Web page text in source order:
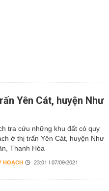
Yên Cát, huyện Như
tra cứu những khu đất có quy
ở thị trấn Yên Cát, huyện Như
Thanh Hóa
HOẠCH 23:01 | 07/09/2021